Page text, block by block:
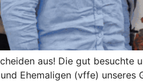
aus! Die gut
Ehemaligen (vffe)